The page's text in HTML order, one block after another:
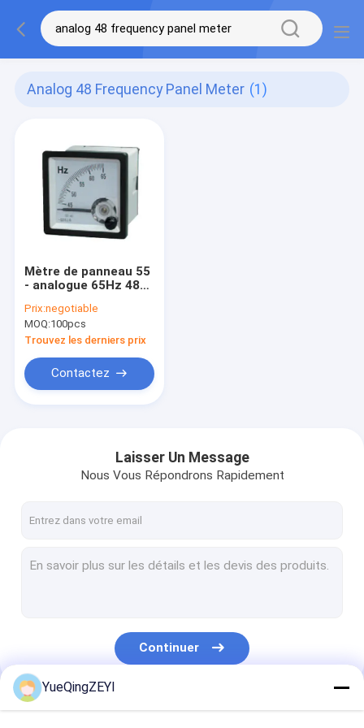
Analog 48 Frequency Panel Meter (1)
Mètre de panneau 55
- analogue 65Hz 48
de l'ampèremètre 3
de fréquence
Prix:negotiable
MOQ:100pcs
Trouvez les derniers prix
Contactez
Laisser Un Message
Nous Vous Répondrons Rapidement
Continuer
Nos Catégories
YueQingZEYI